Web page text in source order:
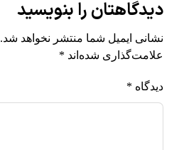
دیدگاهتان را بنویسید
نشانی ایمیل شما منتشر نخواهد شد.
علامت‌گذاری شده‌اند *
دیدگاه *